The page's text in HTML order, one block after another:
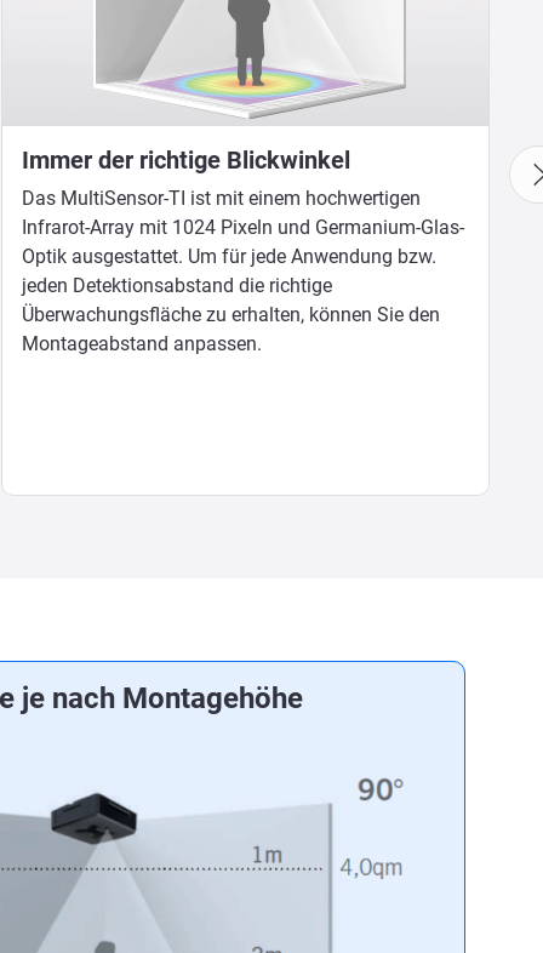
Immer der richtige Blickwinkel
Das MultiSensor-TI ist mit einem hochwertigen
Infrarot-Array mit 1024 Pixeln und Germanium-Glas-
Optik ausgestattet. Um für jede Anwendung bzw.
jeden Detektionsabstand die richtige
Überwachungsfläche zu erhalten, können Sie den
Montageabstand anpassen.
je nach Montagehöhe